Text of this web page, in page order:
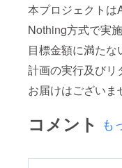
本プロジェクトは
Nothing方式で実施
目標金額に満たな
計画の実行及びリ
お届けはございま
コメント も